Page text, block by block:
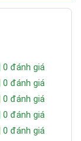
| 0 đánh giá
| 0 đánh giá
| 0 đánh giá
| 0 đánh giá
| 0 đánh giá